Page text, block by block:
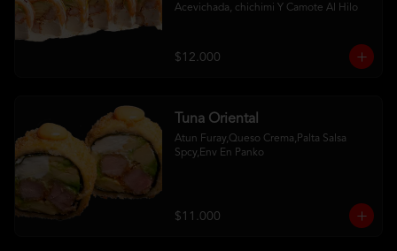
Acevichada, chichimi Y Camote Al Hilo
$12.000
Tuna Oriental
Atun Furay,Queso Crema,Palta Salsa
Spcy,Env En Panko
$11.000